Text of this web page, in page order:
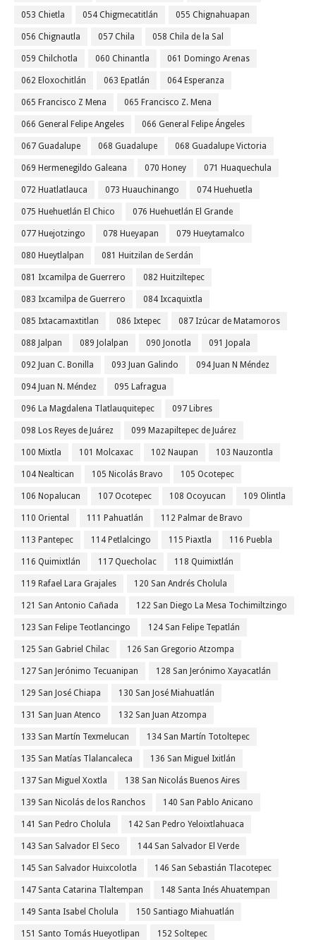
053 Chietla 054 Chigmecatitlán 055 Chignahuapan
056 Chignautla 057 Chila 058 Chila de la Sal
059 Chilchotla 060 Chinantla 061 Domingo Arenas
062 Eloxochitlán 063 Epatlán 064 Esperanza
065 Francisco Z Mena 065 Francisco Z. Mena
066 General Felipe Angeles 066 General Felipe Ángeles
067 Guadalupe 068 Guadalupe 068 Guadalupe Victoria
069 Hermenegildo Galeana 070 Honey 071 Huaquechula
072 Huatlatlauca 073 Huauchinango 074 Huehuetla
075 Huehuetlán El Chico 076 Huehuetlán El Grande
077 Huejotzingo 078 Hueyapan 079 Hueytamalco
080 Hueytlalpan 081 Huitzilan de Serdán
081 Ixcamilpa de Guerrero 082 Huitziltepec
083 Ixcamilpa de Guerrero 084 Ixcaquixtla
085 Ixtacamaxtitlan 086 Ixtepec 087 Izúcar de Matamoros
088 Jalpan 089 Jolalpan 090 Jonotla 091 Jopala
092 Juan C. Bonilla 093 Juan Galindo 094 Juan N Méndez
094 Juan N. Méndez 095 Lafragua
096 La Magdalena Tlatlauquitepec 097 Libres
098 Los Reyes de Juárez 099 Mazapiltepec de Juárez
100 Mixtla 101 Molcaxac 102 Naupan 103 Nauzontla
104 Nealtican 105 Nicolás Bravo 105 Ocotepec
106 Nopalucan 107 Ocotepec 108 Ocoyucan 109 Olintla
110 Oriental 111 Pahuatlán 112 Palmar de Bravo
113 Pantepec 114 Petlalcingo 115 Piaxtla 116 Puebla
116 Quimixtlán 117 Quecholac 118 Quimixtlán
119 Rafael Lara Grajales 120 San Andrés Cholula
121 San Antonio Cañada 122 San Diego La Mesa Tochimiltzingo
123 San Felipe Teotlancingo 124 San Felipe Tepatlán
125 San Gabriel Chilac 126 San Gregorio Atzompa
127 San Jerónimo Tecuanipan 128 San Jerónimo Xayacatlán
129 San José Chiapa 130 San José Miahuatlán
131 San Juan Atenco 132 San Juan Atzompa
133 San Martín Texmelucan 134 San Martín Totoltepec
135 San Matías Tlalancaleca 136 San Miguel Ixitlán
137 San Miguel Xoxtla 138 San Nicolás Buenos Aires
139 San Nicolás de los Ranchos 140 San Pablo Anicano
141 San Pedro Cholula 142 San Pedro Yeloixtlahuaca
143 San Salvador El Seco 144 San Salvador El Verde
145 San Salvador Huixcolotla 146 San Sebastián Tlacotepec
147 Santa Catarina Tlaltempan 148 Santa Inés Ahuatempan
149 Santa Isabel Cholula 150 Santiago Miahuatlán
151 Santo Tomás Hueyotlipan 152 Soltepec